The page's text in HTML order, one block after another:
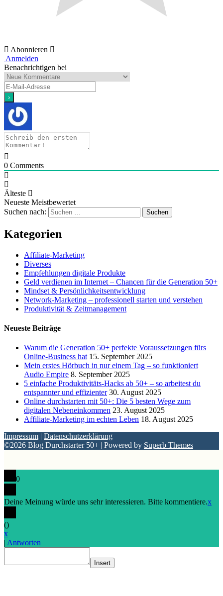
Abonnieren
Anmelden
Benachrichtigen bei
0 Comments
Älteste
Neueste Meistbewertet
Suchen nach:
Kategorien
Affiliate-Marketing
Diverses
Empfehlungen digitale Produkte
Geld verdienen im Internet – Chancen für die Generation 50+
Mindset & Persönlichkeitsentwicklung
Network-Marketing – professionell starten und verstehen
Produktivität & Zeitmanagement
Neueste Beiträge
Warum die Generation 50+ perfekte Voraussetzungen fürs
Online-Business hat 15. September 2025
Mein erstes Hörbuch in nur einem Tag – so funktioniert
Audio Empire 8. September 2025
5 einfache Produktivitäts-Hacks ab 50+ – so arbeitest du
entspannter und effizienter 30. August 2025
Online durchstarten mit 50+: Die 5 besten Wege zum
digitalen Nebeneinkommen 23. August 2025
Affiliate-Marketing im echten Leben 18. August 2025
Impressum | Datenschutzerklärung
©2026 Blog Durchstarter 50+ | Powered by Superb Themes
0
Deine Meinung würde uns sehr interessieren. Bitte kommentiere.x
()
x
| Antworten
Insert